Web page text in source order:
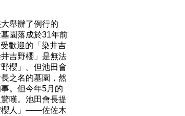
舉辦了例行的
園落成於31年前
歡迎的「染井吉
吉野櫻」是無法
櫻」。但池田會
之名的墓園，然
。但今年5月的
嘆。池田會長提
櫻人」——佐佐木